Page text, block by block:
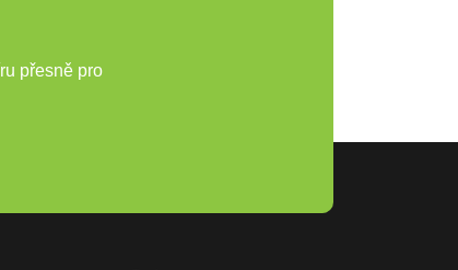
přesně pro